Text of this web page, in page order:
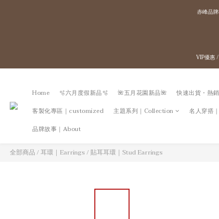
赤峰品
VIP優惠
Home 🫧六月度假新品🫧 🌺五月花園新品🌺
快速出貨・熱
客製化專區｜customized
主題系列｜Collection
名人穿搭
品牌故事｜About
全部商品/耳環｜Earrings/貼耳耳環｜Stud Earrings